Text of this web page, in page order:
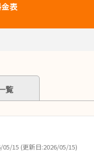
表
覧
05/15 (更新日:2026/05/15)